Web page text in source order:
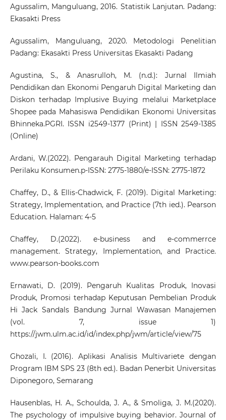
Agussalim, Manguluang, 2016. Statistik Lanjutan. Padang:
Ekasakti Press
Agussalim, Manguluang, 2020. Metodologi Penelitian
Padang: Ekasakti Press Universitas Ekasakti Padang
Agustina, S., & Anasrulloh, M. (n.d.): Jurnal Ilmiah
Pendidikan dan Ekonomi Pengaruh Digital Marketing dan
Diskon terhadap Implusive Buying melalui Marketplace
Shopee pada Mahasiswa Pendidikan Ekonomi Universitas
Bhinneka.PGRI. ISSN i2549-1377 (Print) | ISSN 2549-1385
(Online)
Ardani, W.(2022). Pengarauh Digital Marketing terhadap
Perilaku Konsumen.p-ISSN: 2775-1880/e-ISSN: 2775-1872
Chaffey, D., & Ellis-Chadwick, F. (2019). Digital Marketing:
Strategy, Implementation, and Practice (7th ied.). Pearson
Education. Halaman: 4-5
Chaffey, D.(2022). e-business and e-commerrce
management. Strategy, Implementation, and Practice.
www.pearson-books.com
Ernawati, D. (2019). Pengaruh Kualitas Produk, Inovasi
Produk, Promosi terhadap Keputusan Pembelian Produk
Hi Jack Sandals Bandung Jurnal Wawasan Manajemen
(vol. 7, issue 1)
https://jwm.ulm.ac.id/id/index.php/jwm/article/view/75
Ghozali, I. (2016). Aplikasi Analisis Multivariete dengan
Program IBM SPS 23 (8th ed.). Badan Penerbit Universitas
Diponegoro, Semarang
Hausenblas, H. A., Schoulda, J. A., & Smoliga, J. M.(2020).
The psychology of impulsive buying behavior. Journal of